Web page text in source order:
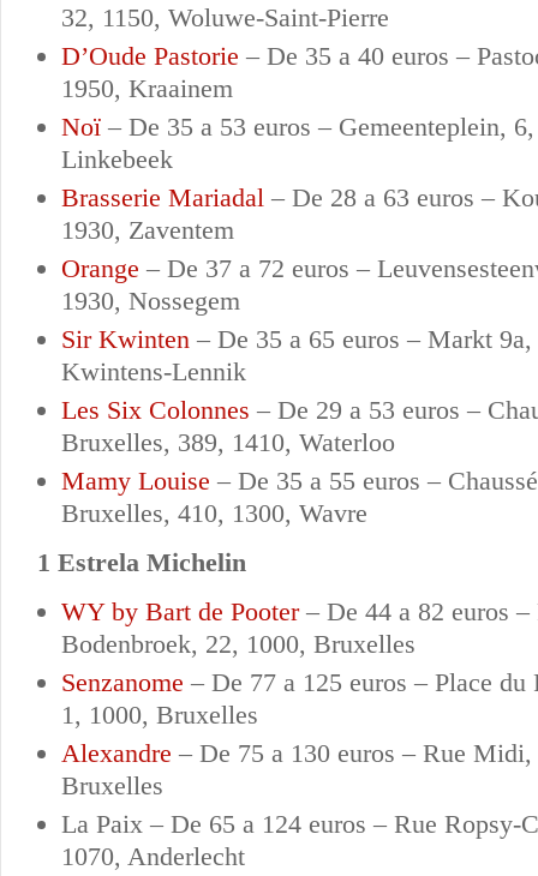
32, 1150, Woluwe-Saint-Pierre
D’Oude Pastorie – De 35 a 40 euros –
1950, Kraainem
Noï – De 35 a 53 euros – Gemeenteplein,
Linkebeek
Brasserie Mariadal – De 28 a 63 euros –
1930, Zaventem
Orange – De 37 a 72 euros –
1930, Nossegem
Sir Kwinten – De 35 a 65 euros – Markt 9a,
Kwintens-Lennik
Les Six Colonnes – De 29 a 53 euros –
Bruxelles, 389, 1410, Waterloo
Mamy Louise – De 35 a 55 euros –
Bruxelles, 410, 1300, Wavre
1 Estrela Michelin
WY by Bart de Pooter– De 44 a 82 euros –
Bodenbroek, 22, 1000, Bruxelles
Senzanome – De 77 a 125 euros – Place du
1, 1000, Bruxelles
Alexandre – De 75 a 130 euros – Rue Midi,
Bruxelles
La Paix – De 65 a 124 euros – Rue Ropsy-
1070, Anderlecht